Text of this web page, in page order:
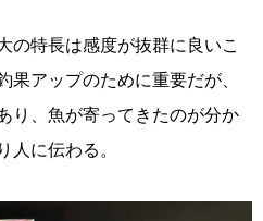
の特長は感度が抜群に良いこ
アップのために重要だが、
り、魚が寄ってきたのが分か
に伝わる。